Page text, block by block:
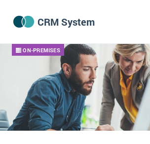
CRM System
CRM Software
CRM Wissenszentrum
CRM News
ON-PREMISES